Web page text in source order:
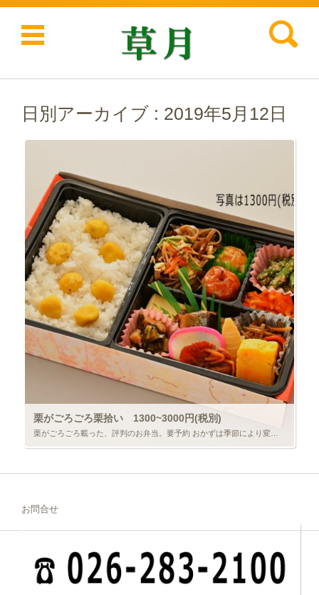
検索:
コンテンツに移動
日別アーカイブ : 2019年5月12日
栗がごろごろ栗拾い 1300~3000円(税別)
お問合せ